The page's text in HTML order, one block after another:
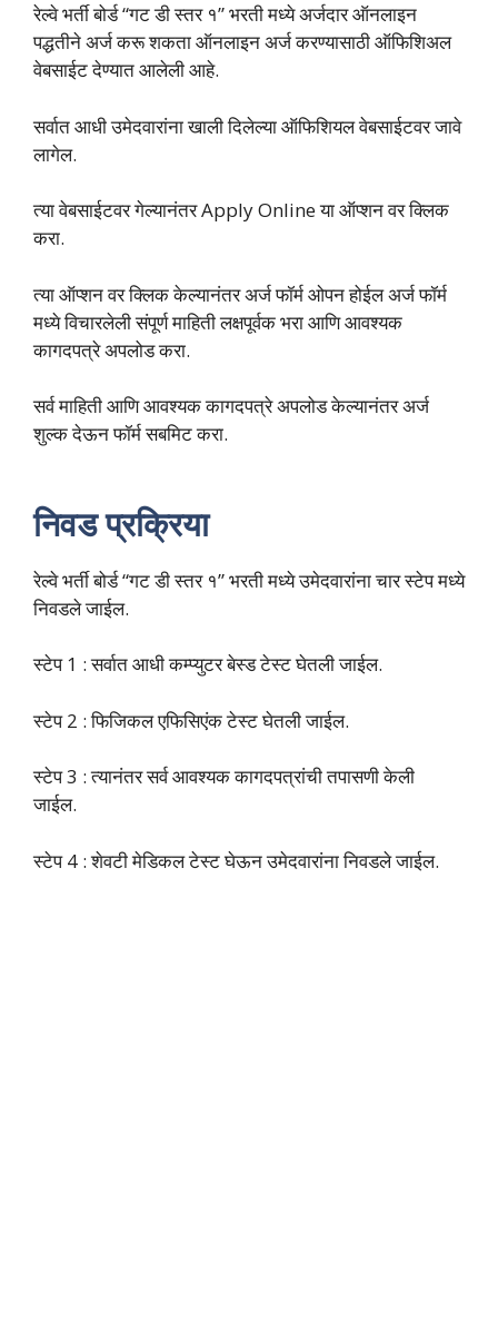
रेल्वे भर्ती बोर्ड “गट डी स्तर १” भरती मध्ये अर्जदार ऑनलाइन
पद्धतीने अर्ज करू शकता ऑनलाइन अर्ज करण्यासाठी ऑफिशिअल
वेबसाईट देण्यात आलेली आहे.
सर्वात आधी उमेदवारांना खाली दिलेल्या ऑफिशियल वेबसाईटवर जावे
लागेल.
त्या वेबसाईटवर गेल्यानंतर Apply Online या ऑप्शन वर क्लिक
करा.
त्या ऑप्शन वर क्लिक केल्यानंतर अर्ज फॉर्म ओपन होईल अर्ज फॉर्म
मध्ये विचारलेली संपूर्ण माहिती लक्षपूर्वक भरा आणि आवश्यक
कागदपत्रे अपलोड करा.
सर्व माहिती आणि आवश्यक कागदपत्रे अपलोड केल्यानंतर अर्ज
शुल्क देऊन फॉर्म सबमिट करा.
निवड प्रक्रिया
रेल्वे भर्ती बोर्ड “गट डी स्तर १” भरती मध्ये उमेदवारांना चार स्टेप मध्ये
निवडले जाईल.
स्टेप 1 : सर्वात आधी कम्प्युटर बेस्ड टेस्ट घेतली जाईल.
स्टेप 2 : फिजिकल एफिसिएंक टेस्ट घेतली जाईल.
स्टेप 3 : त्यानंतर सर्व आवश्यक कागदपत्रांची तपासणी केली
जाईल.
स्टेप 4 : शेवटी मेडिकल टेस्ट घेऊन उमेदवारांना निवडले जाईल.